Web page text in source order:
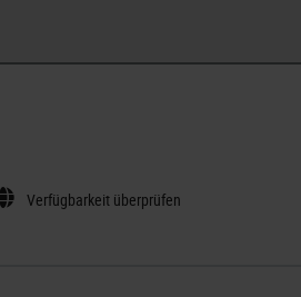
Verfügbarkeit überprüfen